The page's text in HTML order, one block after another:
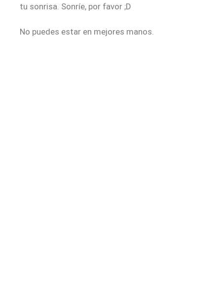
tu sonrisa. Sonríe, por favor ;D
No puedes estar en mejores manos.